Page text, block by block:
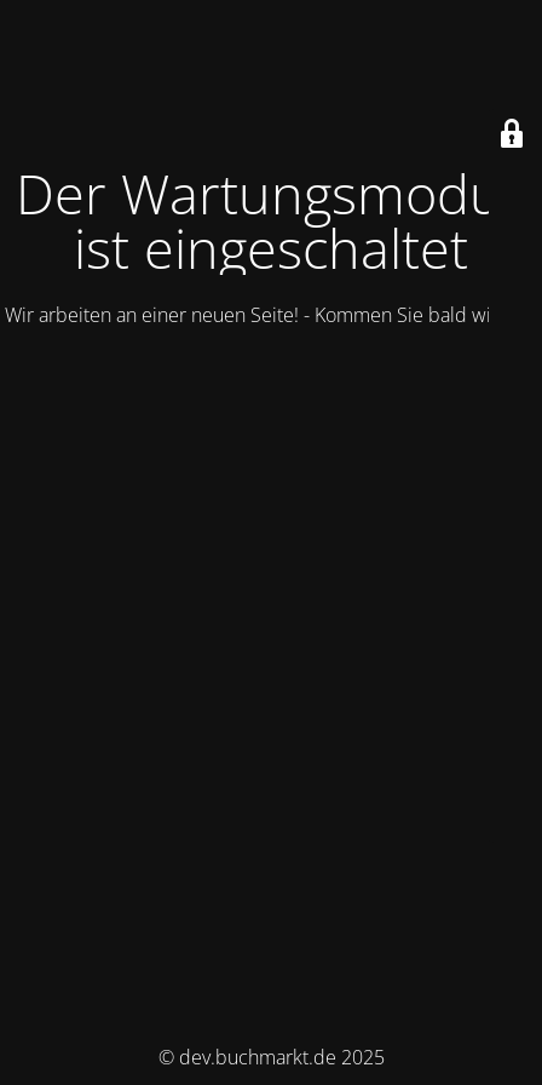
Der Wartungsmodus
ist eingeschaltet
Wir arbeiten an einer neuen Seite! - Kommen Sie bald wieder.
© dev.buchmarkt.de 2025